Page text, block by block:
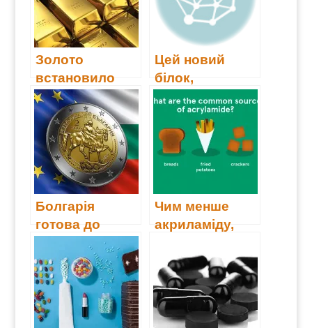
Золото
встановило
новий
історичний
рекорд
Цей новий
білок,
вирощений з
відходів
моркви,
підкорив
дегустаторів
Болгарія
готова до
використання
євро з 1 січня
2026 року
Чим менше
акриламіду,